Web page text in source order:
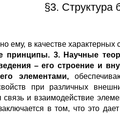
§3. Структура
ему, в качестве
3. Научные
– его строение и
элементами,
при различных
связь и взаимодействие
в том, что это